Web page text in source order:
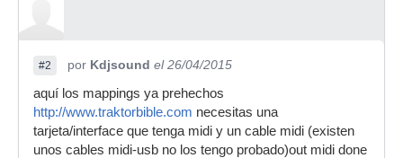
#2 por Kdjsound el 26/04/2015
aquí los mappings ya prehechos
http://www.traktorbible.com necesitas una
tarjeta/interface que tenga midi y un cable midi (existen
unos cables midi-usb no los tengo probado)out midi done